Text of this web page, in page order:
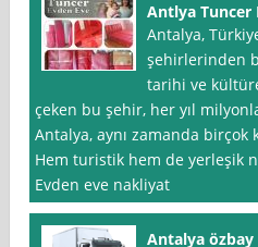
Antlya Tuncer
Antalya,
şehirlerinden
tarihi ve
çeken bu şehir, her yıl
Antalya, aynı zamanda birçok
Hem turistik hem de yerleşik
Evden eve nakliyat
Antalya